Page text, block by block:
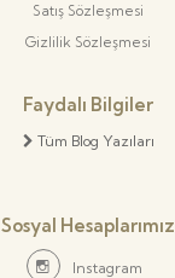
Satış Sözleşmesi
Gizlilik Sözleşmesi
Faydalı Bilgiler
Tüm Blog Yazıları
Sosyal Hesaplarımız
Instagram